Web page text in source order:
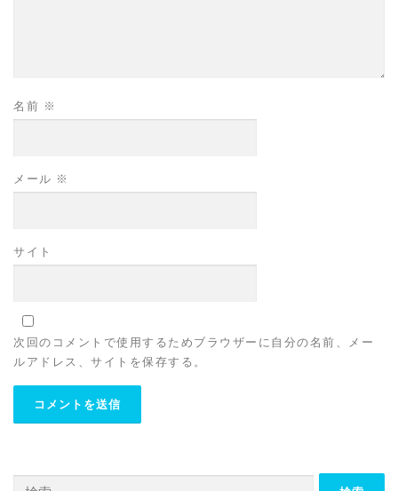
名前 ※
メール ※
サイト
次回のコメントで使用するためブラウザーに自分の名前、メー
ルアドレス、サイトを保存する。